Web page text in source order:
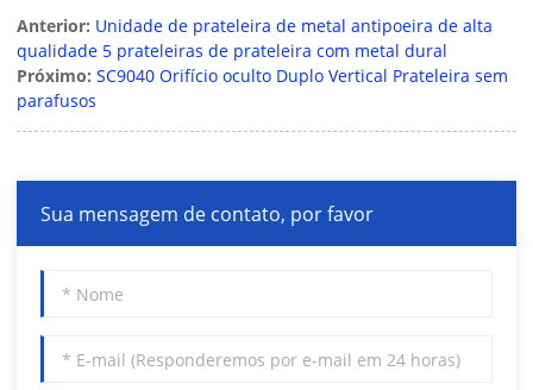
Anterior: Unidade de prateleira de metal antipoeira de alta
qualidade 5 prateleiras de prateleira com metal dural
Próximo: SC9040 Orifício oculto Duplo Vertical Prateleira sem
parafusos
Sua mensagem de contato, por favor